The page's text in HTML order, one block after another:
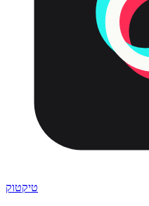
טיקטוק